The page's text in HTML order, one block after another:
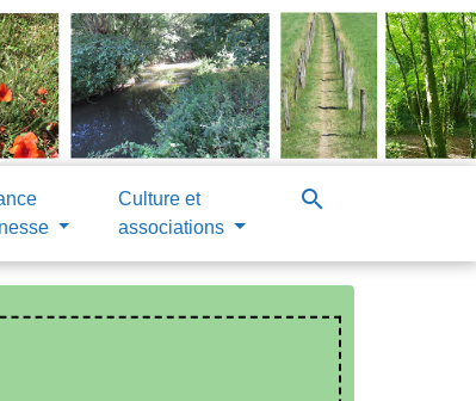
Culture et
associations
search